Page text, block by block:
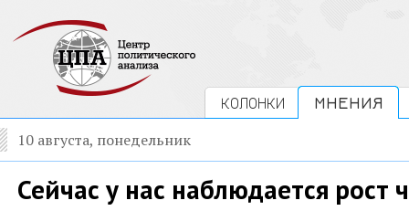
КОЛОНКИ МНЕНИЯ
10 августа, понедельник
Сейчас у нас наблюдается рост